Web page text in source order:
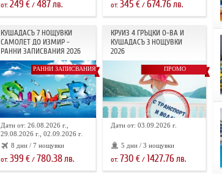
от: 249 €/ 487лв. от: 345 €/ 674.76лв.
КУШАДАСЪ 7 НОЩУВКИ
САМОЛЕТ ДО ИЗМИР -
РАННИ ЗАПИСВАНИЯ 2026
РАННИ ЗАПИСВАНИЯ
Дати от: 26.08.2026 г.,
29.08.2026 г., 02.09.2026 г.
8 дни / 7 нощувки
от: 399 €/ 780.38лв.
КРУИЗ 4 ГРЪЦКИ О-ВА И
КУШАДАСЪ 3 НОЩУВКИ
2026
ПРОМО
Дати от: 03.09.2026 г.
5 дни / 3 нощувки
от: 730 €/ 1427.76лв.